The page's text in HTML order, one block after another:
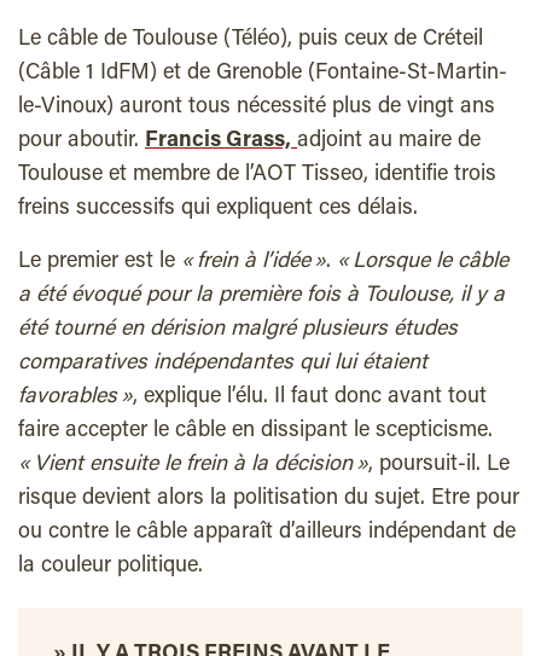
Le câble de Toulouse (Téléo), puis ceux de Créteil
(Câble 1 IdFM) et de Grenoble (Fontaine-St-Martin-
le-Vinoux) auront tous nécessité plus de vingt ans
pour aboutir. Francis Grass, adjoint au maire de
Toulouse et membre de l’AOT Tisseo, identifie trois
freins successifs qui expliquent ces délais.
Le premier est le « frein à l’idée ». « Lorsque le câble
a été évoqué pour la première fois à Toulouse, il y a
été tourné en dérision malgré plusieurs études
comparatives indépendantes qui lui étaient
favorables », explique l’élu. Il faut donc avant tout
faire accepter le câble en dissipant le scepticisme.
« Vient ensuite le frein à la décision », poursuit-il. Le
risque devient alors la politisation du sujet. Etre pour
ou contre le câble apparaît d’ailleurs indépendant de
la couleur politique.